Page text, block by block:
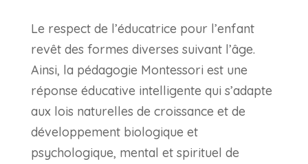
Le respect de l’éducatrice pour l’enfant
revêt des formes diverses suivant l’âge.
Ainsi, la pédagogie Montessori est une
réponse éducative intelligente qui s’adapte
aux lois naturelles de croissance et de
développement biologique et
psychologique, mental et spirituel de